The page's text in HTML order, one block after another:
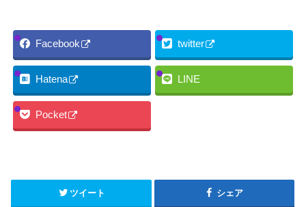
Facebook twitter
Hatena LINE
Pocket
ツイート シェア